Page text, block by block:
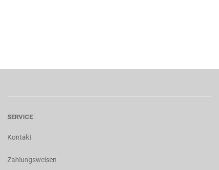
SERVICE
Kontakt
Zahlungsweisen